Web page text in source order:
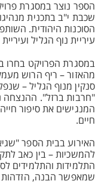
הספר נוצר במסגרת
שכבת י"ב בתכנית
הסוכנות היהודית.
עיריית נוף הגליל
במסגרת הפרויקט בחרו
מהאזור – ריף הרוש
סנקין מנוף הגליל –
"חרבות ברזל". ההנצחה
המנגישים את סיפור
חיים.
האירוע בבית הספר
להמשכיות – בין כאב
התלמידות והתלמידים
שמאפשר הבנה, הזדהות